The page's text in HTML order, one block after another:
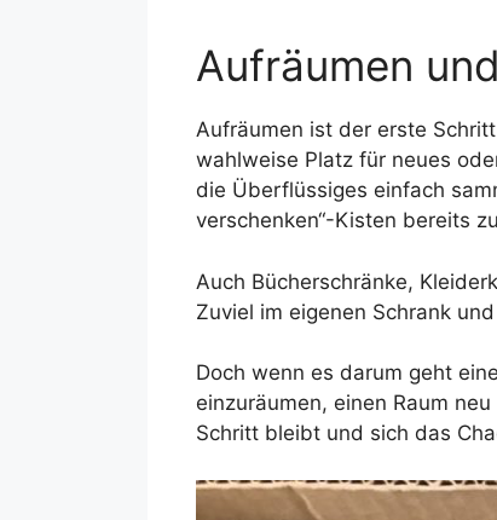
Aufräumen
Aufräumen ist der erste
wahlweise Platz für neues
die Überflüssiges einfach
verschenken“-Kisten bereits
Auch Bücherschränke,
Zuviel im eigenen Schrank
Doch wenn es darum geht
einzuräumen, einen Raum
Schritt bleibt und sich das